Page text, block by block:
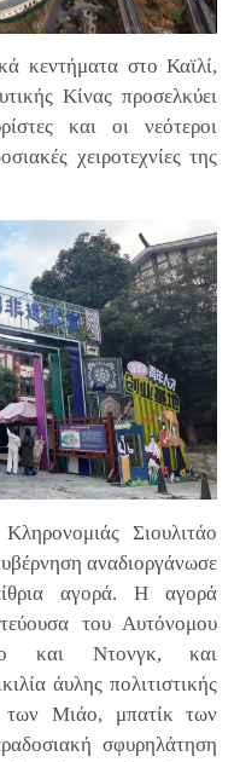
κεντήματα στο Καϊλί,
Κίνας προσελκύει
και οι νεότεροι
χειροτεχνίες της
Σιουλιτάο
αναδιοργάνωσε
αγορά. Η αγορά
του Αυτόνομου
και Ντονγκ, και
άυλης πολιτιστικής
των Μιάο, μπατίκ των
σφυρηλάτηση